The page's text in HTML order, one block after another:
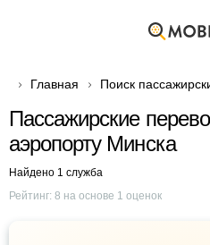
Главная Поиск
Пассажирские
аэропорту Минска
Найдено 1 служба
Рейтинг: 8 на основе 1 оценок